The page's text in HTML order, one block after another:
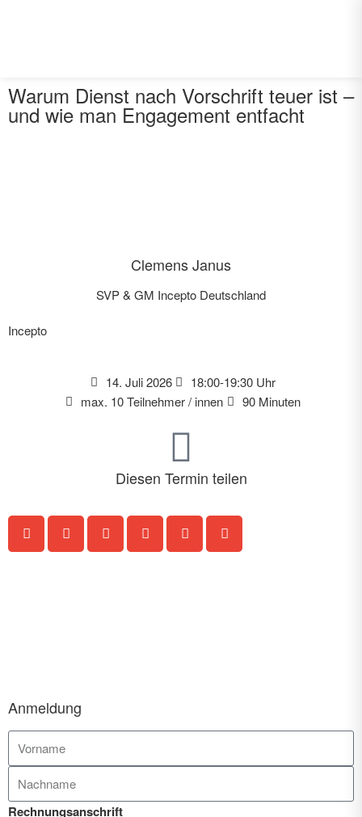
Warum Dienst nach Vorschrift teuer ist –
und wie man Engagement entfacht
Clemens Janus
SVP & GM Incepto Deutschland
Incepto
14. Juli 2026
18:00-19:30 Uhr
max. 10 Teilnehmer / innen
90 Minuten
Diesen Termin teilen
Anmeldung
Rechnungsanschrift